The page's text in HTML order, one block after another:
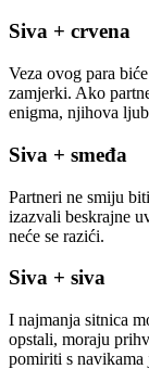
Siva + crvena
Veza ovog para
zamjerki. Ako
enigma, njihova
Siva + smeđa
Partneri ne smiju
izazvali beskrajne
neće se razići.
Siva + siva
I najmanja sitnica
opstali, moraju
pomiriti s navikama